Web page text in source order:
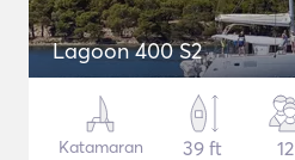
Lagoon 400 S2
Katamaran
39 ft
12